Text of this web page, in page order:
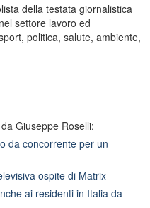
della testata giornalistica
settore lavoro ed
politica, salute, ambiente,
Giuseppe Roselli:
da concorrente per un
ospite di Matrix
ai residenti in Italia da